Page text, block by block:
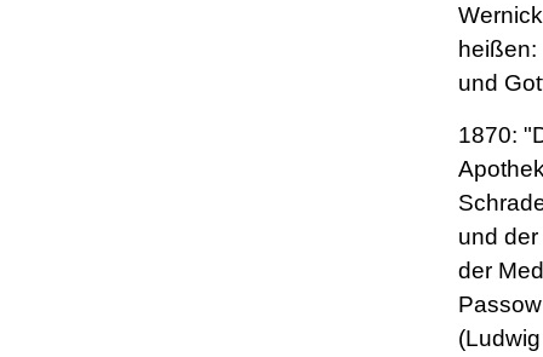
heißen:
und
1870:
und
der